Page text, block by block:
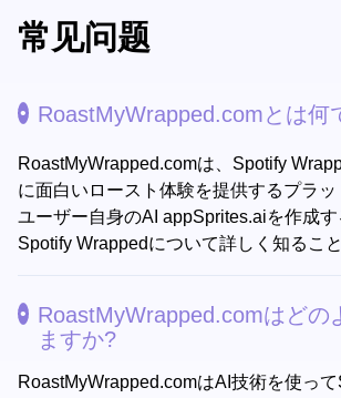
常见问题
RoastMyWrapped.comとは何
RoastMyWrapped.comは、Spotify
に面白いロースト体験を提供するプラッ
ユーザー自身のAI appSprites.aiを作成す
Spotify Wrappedについて詳しく知るこ
RoastMyWrapped.comはどの
ますか?
RoastMyWrapped.comはAI技術を使っ